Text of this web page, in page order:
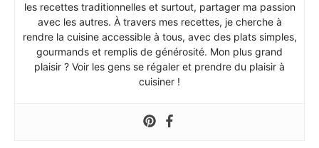
les recettes traditionnelles et surtout, partager ma passion
avec les autres. À travers mes recettes, je cherche à
rendre la cuisine accessible à tous, avec des plats simples,
gourmands et remplis de générosité. Mon plus grand
plaisir ? Voir les gens se régaler et prendre du plaisir à
cuisiner !